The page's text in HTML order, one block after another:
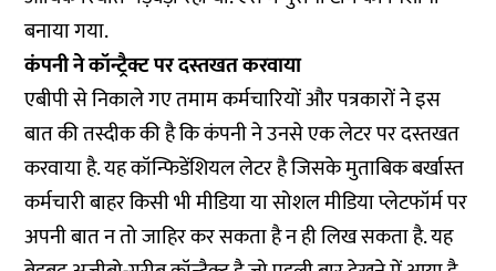
बनाया गया.
कंपनी ने कॉन्ट्रैक्ट पर दस्तखत करवाया
एबीपी से निकाले गए तमाम कर्मचारियों और पत्रकारों ने इस
बात की तस्दीक की है कि कंपनी ने उनसे एक लेटर पर दस्तखत
करवाया है. यह कॉन्फिडेंशियल लेटर है जिसके मुताबिक बर्खास्त
कर्मचारी बाहर किसी भी मीडिया या सोशल मीडिया प्लेटफॉर्म पर
अपनी बात न तो जाहिर कर सकता है न ही लिख सकता है. यह